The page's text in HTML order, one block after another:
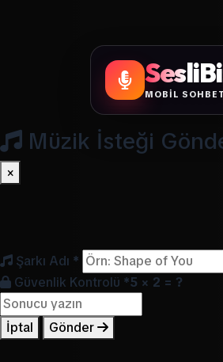
MOBİL
Müzik İsteği
×
Şarkı Adı *
Güvenlik Kontrolü *5 × 2 = ?
İptal Gönder